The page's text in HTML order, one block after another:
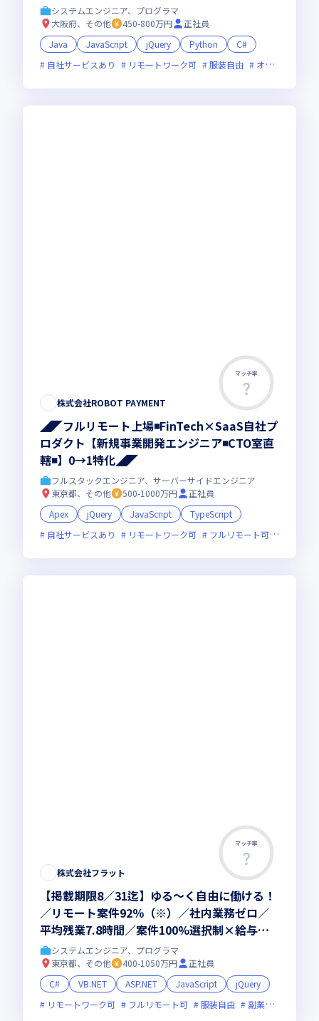
システムエンジニア、プログラマ
大阪府、その他
450-800万円
正社員
Java
JavaScript jQuery Python
C#
自社サービスあり
リモートワーク可 服装自由 オンライン選考可
マッチ率
株式会社ROBOT PAYMENT
◢◤フルリモート上場◾️FinTech×SaaS自社プ
ロダクト【新規事業開発エンジニア◾️CTO室直
轄◾️】0→1特化◢◤
フルスタックエンジニア、サーバーサイドエンジニア
東京都、その他
500-1000万円
正社員
Apex
jQuery JavaScript
TypeScript
自社サービスあり
リモートワーク可 フルリモート可
マッチ率
株式会社フラット
【掲載期限8／31迄】ゆる～く自由に働ける！
／リモート案件92％（※）／社内業務ゼロ／
平均残業7.8時間／案件100%選択制×給与は
完全単価制／単価も制度も100％開示（※いず
れも、2025年12月時点）
システムエンジニア、プログラマ
東京都、その他
400-1050万円
正社員
C#
VB.NET ASP.NET JavaScript
jQuery
リモートワーク可
フルリモート可 服装自由 副業可